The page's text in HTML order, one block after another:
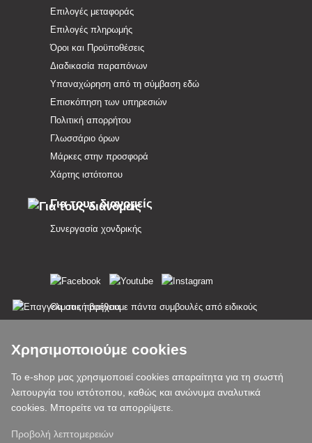
Επιλογές μεταφοράς
Επιλογές πληρωμής
Όροι και Προϋποθέσεις
Διαδικασία παραπόνων
Υπαναχώρηση από τη σύμβαση εδώ
Επισκόπηση των υπηρεσιών
Πολιτική απορρήτου
Γλωσσάριο όρων
Μάρκες στην προσφορά
Χάρτης ιστότοπου
Για τους διανομείς
Συνεργασία χονδρικής
Θα σας παρέχουμε πάντα συμβουλές από ειδικούς
85% των εμπορευμάτων σε απόθεμα
Παράδοση εντός 24 ωρών από Δευτέρα έως Παρασκευή
Χρησιμοποιούμε cookies
Το e-shop μας χρησιμοποιεί cookies απαραίτητα για τη σωστή
λειτουργία του ιστότοπου, καθώς και ανώνυμα αναλυτικά
cookies. Μπορείτε να τα απορρίψετε.
Προβολή λεπτομερειών